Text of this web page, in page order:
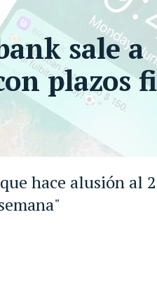
hace alusión al
sale a
plazos